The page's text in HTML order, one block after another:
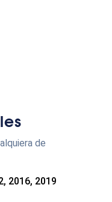
de
2016, 2019